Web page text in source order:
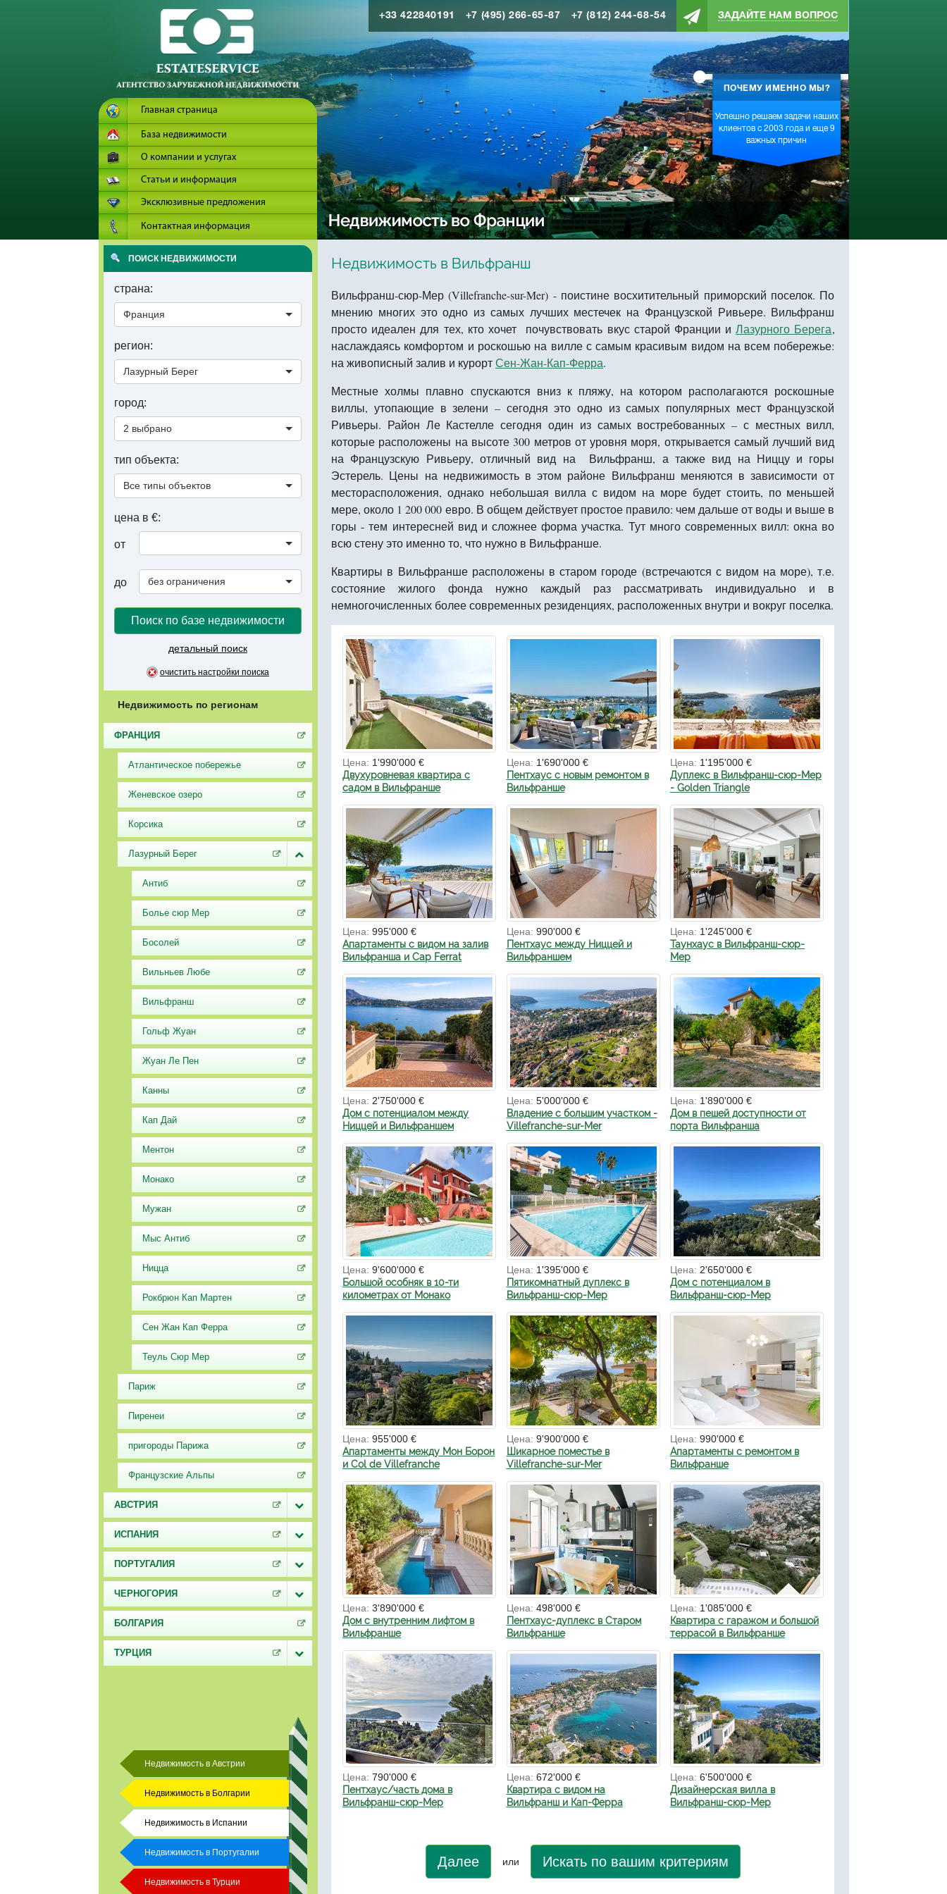
Главная страница
База недвижимости
О компании и услугах
Статьи и информация
Эксклюзивные предложения
Контактная информация
+33 422840191 +7 (495) 266-65-87 +7 (812) 244-68-54 ЗАДАЙТЕ НАМ ВОПРОС
ПОЧЕМУ ИМЕННО МЫ?
Успешно решаем задачи наших
клиентов с 2003 года и еще 9
важных причин
ПОИСК НЕДВИЖИМОСТИ
страна:
Франция
регион:
Лазурный Берег
город:
2 выбрано
тип объекта:
Все типы объектов
цена в €:
от
до без ограничения
Поиск по базе недвижимости
детальный поиск
очистить настройки поиска
Недвижимость по регионам
ФРАНЦИЯ
Атлантическое побережье
Женевское озеро
Корсика
Лазурный Берег
Антиб
Болье сюр Мер
Босолей
Вильньев Любе
Вильфранш
Гольф Жуан
Жуан Ле Пен
Канны
Кап Дай
Ментон
Монако
Мужан
Мыс Антиб
Ницца
Рокбрюн Кап Мартен
Сен Жан Кап Ферра
Теуль Сюр Мер
Париж
Пиренеи
пригороды Парижа
Французские Альпы
АВСТРИЯ
ИСПАНИЯ
ПОРТУГАЛИЯ
ЧЕРНОГОРИЯ
БОЛГАРИЯ
ТУРЦИЯ
Недвижимость в Вильфранш
Вильфранш-сюр-Мер (Villefranche-sur-Mer) - поистине восхитительный приморский поселок. По
мнению многих это одно из самых лучших местечек на Французской Ривьере. Вильфранш
просто идеален для тех, кто хочет почувствовать вкус старой Франции иЛазурного Берега,
наслаждаясь комфортом и роскошью на вилле с самым красивым видом на всем побережье:
на живописный залив и курортСен-Жан-Кап-Ферра.
Местные холмы плавно спускаются вниз к пляжу, на котором располагаются роскошные
виллы, утопающие в зелени – сегодня это одно из самых популярных мест Французской
Ривьеры. Район Ле Кастелле сегодня один из самых востребованных – с местных вилл,
которые расположены на высоте 300 метров от уровня моря, открывается самый лучший вид
на Французскую Ривьеру, отличный вид на Вильфранш, а также вид на Ниццу и горы
Эстерель. Цены на недвижимость в этом районе Вильфранш меняются в зависимости от
месторасположения, однако небольшая вилла с видом на море будет стоить, по меньшей
мере, около 1 200 000 евро. В общем действует простое правило: чем дальше от воды и выше в
горы - тем интересней вид и сложнее форма участка. Тут много современных вилл: окна во
всю стену это именно то, что нужно в Вильфранше.
Квартиры в Вильфранше расположены в старом городе (встречаются с видом на море), т.е.
состояние жилого фонда нужно каждый раз рассматривать индивидуально и в
немногочисленных более современных резиденциях, расположенных внутри и вокруг поселка.
Цена: 1'990'000 €
Двухуровневая квартира с
садом в Вильфранше
Цена: 1'690'000 €
Пентхаус с новым ремонтом в
Вильфранше
Цена: 1'195'000 €
Дуплекс в Вильфранш-сюр-Мер
- Golden Triangle
Цена: 995'000 €
Апартаменты с видом на залив
Вильфранша и Cap Ferrat
Цена: 990'000 €
Пентхаус между Ниццей и
Вильфраншем
Цена: 1'245'000 €
Таунхаус в Вильфранш-сюр-
Мер
Цена: 2'750'000 €
Дом с потенциалом между
Ниццей и Вильфраншем
Цена: 5'000'000 €
Владение с большим участком -
Villefranche-sur-Mer
Цена: 1'890'000 €
Дом в пешей доступности от
порта Вильфранша
Цена: 9'600'000 €
Большой особняк в 10-ти
километрах от Монако
Цена: 1'395'000 €
Пятикомнатный дуплекс в
Вильфранш-сюр-Мер
Цена: 2'650'000 €
Дом с потенциалом в
Вильфранш-сюр-Мер
Цена: 955'000 €
Апартаменты между Мон Борон
и Col de Villefranche
Цена: 9'900'000 €
Шикарное поместье в
Villefranche-sur-Mer
Цена: 990'000 €
Апартаменты с ремонтом в
Вильфранше
Цена: 3'890'000 €
Дом с внутренним лифтом в
Вильфранше
Цена: 498'000 €
Пентхаус-дуплекс в Старом
Вильфранше
Цена: 1'085'000 €
Квартира с гаражом и большой
террасой в Вильфранше
Цена: 790'000 €
Пентхаус/часть дома в
Вильфранш-сюр-Мер
Цена: 672'000 €
Квартира с видом на
Вильфранш и Кап-Ферра
Цена: 6'500'000 €
Дизайнерская вилла в
Вильфранш-сюр-Мер
Далее или Искать по вашим критериям
Недвижимость в Австрии
Недвижимость в Болгарии
Недвижимость в Испании
Недвижимость в Португалии
Недвижимость в Турции